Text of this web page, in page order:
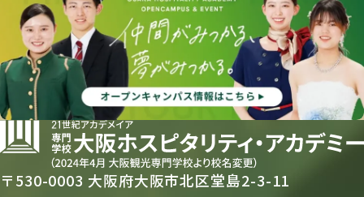
〒530-0003 大阪府大阪市北区堂島2-3-11